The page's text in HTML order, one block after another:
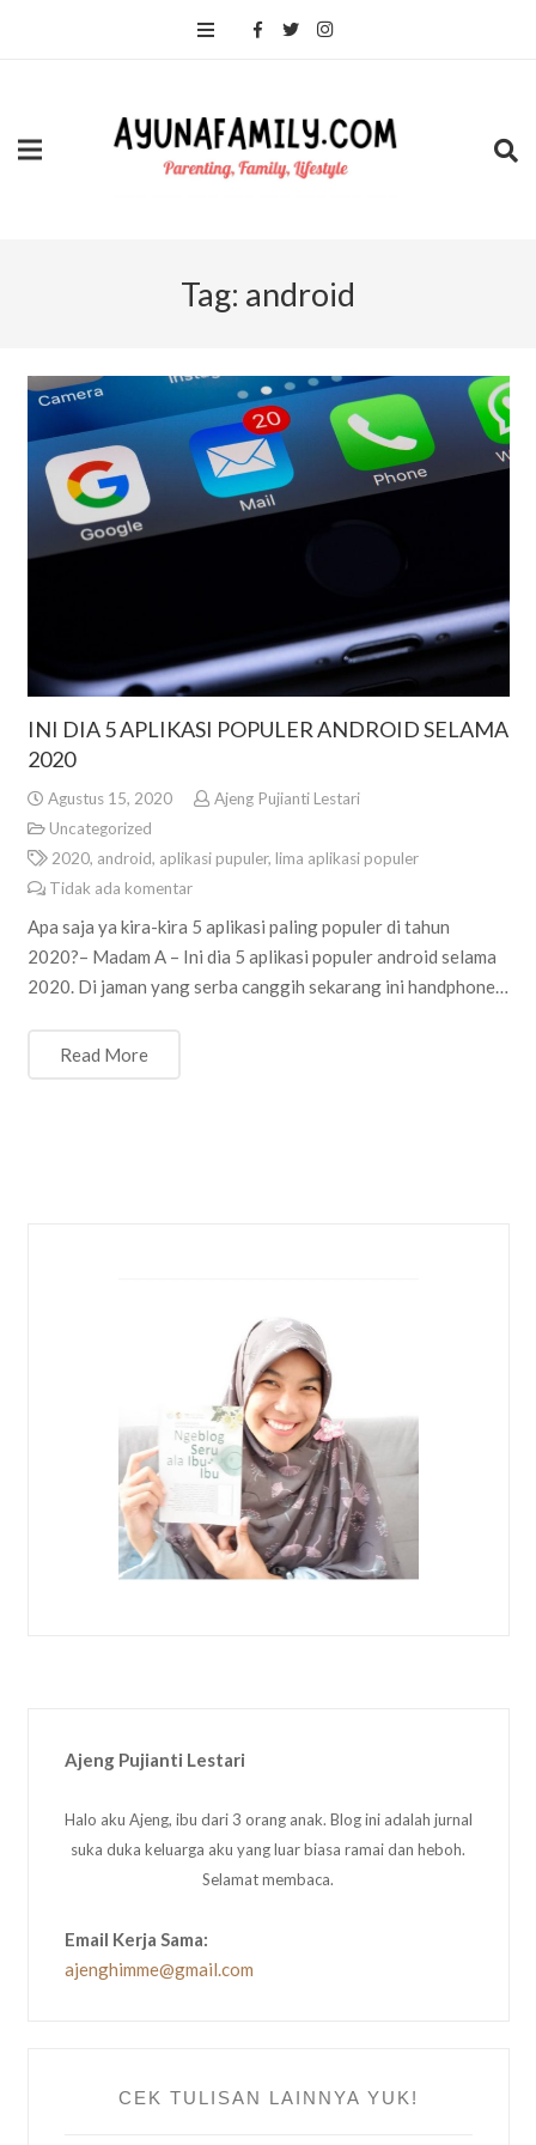
Tag: android
INI DIA 5 APLIKASI POPULER ANDROID SELAMA
2020
Agustus 15, 2020
Ajeng Pujianti Lestari
Uncategorized
2020, android, aplikasi pupuler, lima aplikasi populer
Tidak ada komentar
Apa saja ya kira-kira 5 aplikasi paling populer di tahun
2020?– Madam A – Ini dia 5 aplikasi populer android selama
2020. Di jaman yang serba canggih sekarang ini handphone…
Read More
Ajeng Pujianti Lestari
Halo aku Ajeng, ibu dari 3 orang anak. Blog ini adalah jurnal
suka duka keluarga aku yang luar biasa ramai dan heboh.
Selamat membaca.
Email Kerja Sama:
ajenghimme@gmail.com
CEK TULISAN LAINNYA YUK!